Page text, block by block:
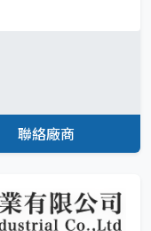
聯絡廠商